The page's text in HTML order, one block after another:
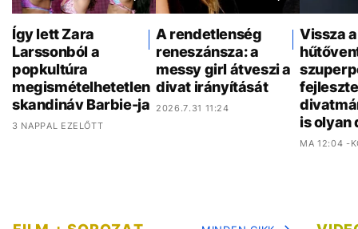
Így lett Zara
Larssonból a
popkultúra
megismételhetetlen
skandináv Barbie-ja
3 NAPPAL EZELŐTT
A rendetlenség
reneszánsza: a
messy girl átveszi a
divat irányítását
2026.7.31 11:24
Vissza
is olyan
MA 12:04 -